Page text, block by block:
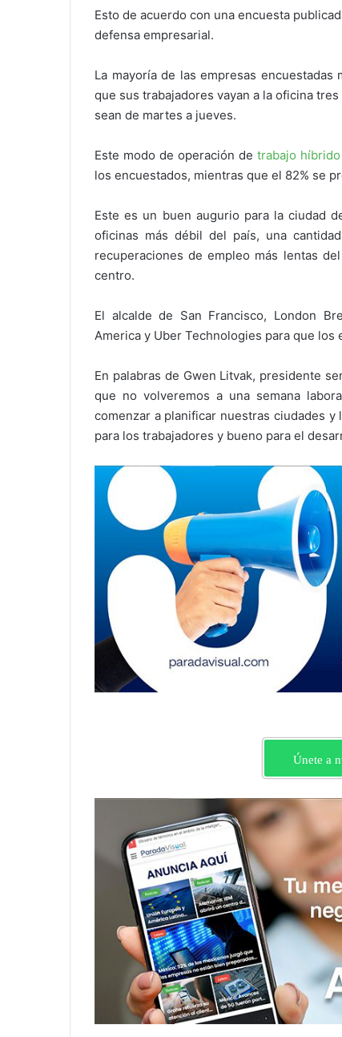
Esto de acuerdo con una encuesta
defensa empresarial.
La mayoría de las empresas
que sus trabajadores vayan a la oficina
sean de martes a jueves.
Este modo de operación de trabajo híbrido
los encuestados, mientras que el 82% se
Este es un buen augurio para la ciudad
oficinas más débil del país, una
recuperaciones de empleo más lentas
centro.
El alcalde de San Francisco, London
America y Uber Technologies para que
En palabras de Gwen Litvak, presidente
que no volveremos a una semana
comenzar a planificar nuestras ciudades
para los trabajadores y bueno para el
Únete a